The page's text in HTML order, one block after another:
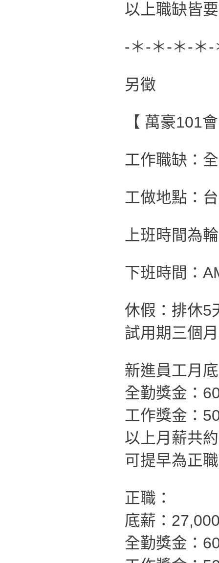
以上職缺皆
-＊-＊-＊-＊
另徵
【 萬豪101
工作職缺：
工做地點：
上班時間為
下班時間：
休假：排休5
試用期三個
新進員工月
全勤獎金：
工作獎金：
以上月薪共
可提早為正
正職：
底薪：
全勤獎金：